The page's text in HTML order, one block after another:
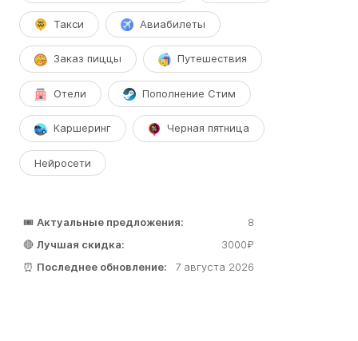
Такси Авиабилеты
Заказ пиццы Путешествия
Отели Пополнение Стим
Каршеринг Черная пятница
Нейросети
🎟️ Актуальные предложения:
8
🔴 Лучшая скидка:
3000₽
⏰ Последнее обновление: 7 августа 2026